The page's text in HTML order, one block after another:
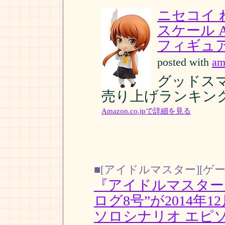
ニセコイ
スケール
フィギュ
posted with
グッドス
売り上げランキン
Amazon.co.jpで詳細を見る
■[アイドルマスター][ゲ
『アイドルマスタ
ログ8号”が2014年
ソロシナリオ エピ